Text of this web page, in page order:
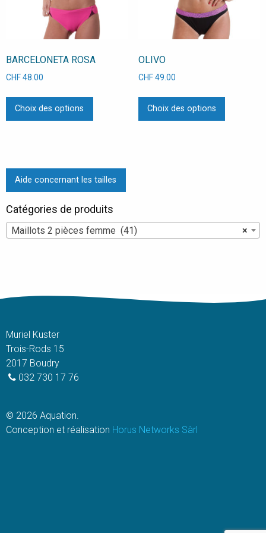
la
page
produit
la
page
BARCELONETA ROSA
CHF48.00
Choix des options
Ce
a
Les
options
être
choisies
produit
OLIVO
CHF49.00
Choix des options
Ce
a
choisies
produit
Aide concernant les tailles
Catégories de produits
×
Maillots 2 pièces femme (41)
Muriel Kuster
Trois-Rods 15
2017 Boudry
032 730 17 76
© 2026 Aquation.
Conception et réalisation Horus Networks Sàrl